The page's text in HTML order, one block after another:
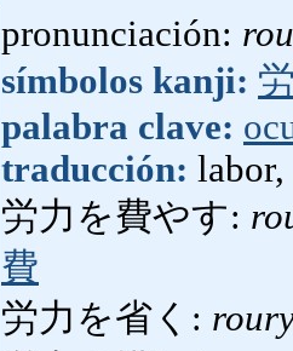
pronunciación:
símbolos kanji:
palabra clave:
traducción: labor,
労力を費やす:
費
労力を省く: